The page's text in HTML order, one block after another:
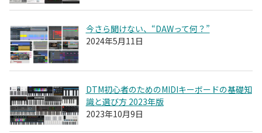
今さら聞けない、“DAWって何？”
2024年5月11日
DTM初心者のためのMIDIキーボードの基礎知
識と選び方 2023年版
2023年10月9日